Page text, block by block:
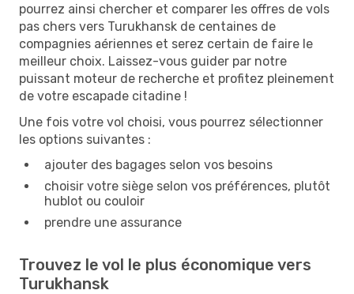
pourrez ainsi chercher et comparer les offres de vols
pas chers vers Turukhansk de centaines de
compagnies aériennes et serez certain de faire le
meilleur choix. Laissez-vous guider par notre
puissant moteur de recherche et profitez pleinement
de votre escapade citadine !
Une fois votre vol choisi, vous pourrez sélectionner
les options suivantes :
ajouter des bagages selon vos besoins
choisir votre siège selon vos préférences, plutôt
hublot ou couloir
prendre une assurance
Trouvez le vol le plus économique vers
Turukhansk